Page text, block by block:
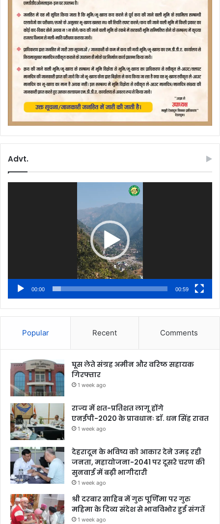
Advt.
00:00 00:59
Popular Recent Comments
घूस लेते संग्रह अमीन और वरिष्ठ सहायक
गिरफ्तार
1 week ago
राज्य में शत-प्रतिशत लागू होंगे
एनईपी-2020 के प्रावधानः डाॅ. धन सिंह रावत
1 week ago
देहरादून के भविष्य को आकार देने उमड़ रही
जनता, महायोजना-2041 पर दूसरे चरण की
सुनवाई में बढ़ी भागीदारी
1 week ago
श्री दरबार साहिब में गुरु पूर्णिमा पर गुरु
महिमा के दिव्य संदेश से भावविभोर हुई संगतें
1 week ago